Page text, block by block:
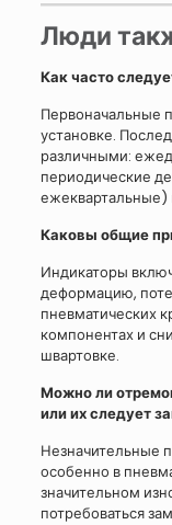
Люди
Как часто
Первоначальные
установке.
различными:
периодические
Каковы общие
Индикаторы
деформацию,
пневматических
компонентах и
швартовке.
Можно ли
или их следует
Незначительные
особенно в
значительном
потребоваться